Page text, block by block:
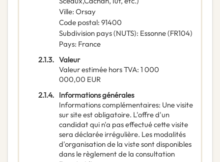
Ville: Orsay
Code postal: 91400
Subdivision pays (NUTS): Essonne(FR104)
Pays: France
2.1.3. Valeur
Valeur estimée hors TVA: 1 000
000,00 EUR
2.1.4. Informations générales
Informations complémentaires: Une visite
sur site est obligatoire. L'offre d'un
candidat qui n'a pas effectué cette visite
sera déclarée irrégulière. Les modalités
d'organisation de la viste sont disponibles
dans le règlement de la consultation